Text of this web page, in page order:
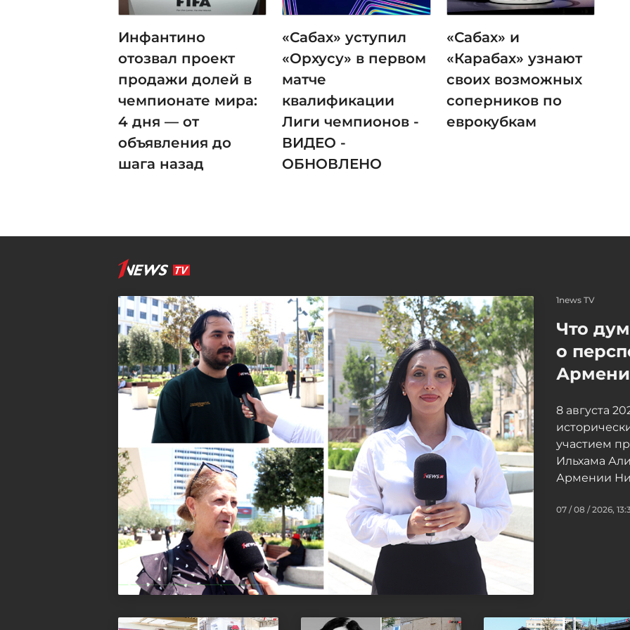
Инфантино
отозвал проект
продажи долей в
чемпионате мира:
4 дня — от
объявления до
шага назад
«Сабах» уступил
«Орхусу» в первом
матче
квалификации
Лиги чемпионов -
ВИДЕО -
ОБНОВЛЕНО
«Сабах» и
«Карабах» узнают
своих возможных
соперников по
еврокубкам
1news TV
Что
о
8 августа
участием
Ильхама
Армении
07 / 08 / 2026,